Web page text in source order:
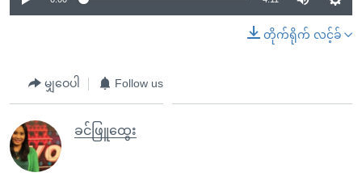
တိုက်ရိုက် လင့်ခ်
မျှဝေပါ Follow us
ခင်ဖြူထွေး